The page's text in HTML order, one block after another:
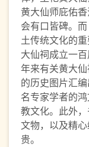
黄大仙师庇佑
会有口皆碑。
土传统文化的
大仙祠成立一
年来有关黄大
的历史图片汇
名专家学者的
教文化。此外
文物，以及精
贵。